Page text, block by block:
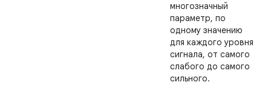
многозначный
параметр, по
одному значению
для каждого уровня
сигнала, от самого
слабого до самого
сильного.